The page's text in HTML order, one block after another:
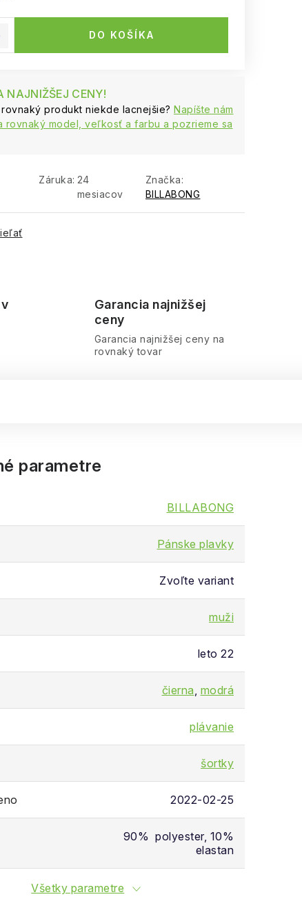
DO KOŠÍKA
NAJNIŽŠEJ CENY!
rovnaký produkt niekde lacnejšie? Napíšte nám
rovnaký model, veľkosť a farbu a pozrieme sa
Záruka: 24
mesiacov
Značka:
BILLABONG
Garancia najnižšej
ceny
Garancia najnižšej ceny na
rovnaký tovar
parametre
BILLABONG
Pánske plavky
Zvoľte variant
muži
leto 22
čierna, modrá
plávanie
šortky
2022-02-25
90% polyester, 10%
elastan
Všetky parametre